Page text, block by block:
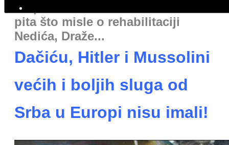
do potomaka četničkih žrtava i
pita što misle o rehabilitaciji
Nedića, Draže...
Dačiću, Hitler i Mussolini
većih i boljih sluga od
Srba u Europi nisu imali!